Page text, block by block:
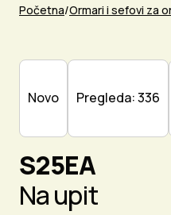
Početna Ormari i sefovi za
Novo Pregleda: 336
S25EA
Na upit